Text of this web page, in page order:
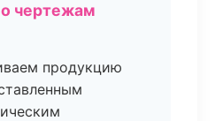
чертежам
продукцию